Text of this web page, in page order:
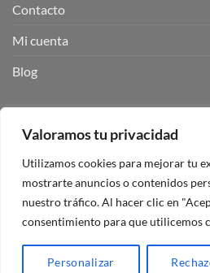
Valoramos tu privacidad
Utilizamos cookies para mejorar tu
mostrarte anuncios o contenidos
nuestro tráfico. Al hacer clic en
consentimiento para que utilicemos
Personalizar
Contacto
Mi cuenta
Blog
Visa PayPal